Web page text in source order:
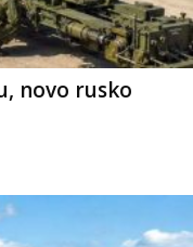
novo rusko